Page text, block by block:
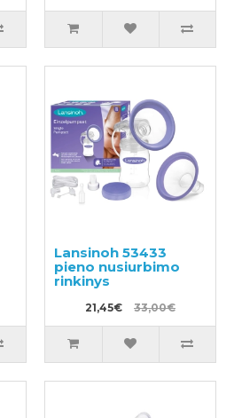
Lansinoh 53433
pieno nusiurbimo
rinkinys
21,45€ 33,00€